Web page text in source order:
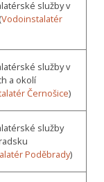
služby v
Vodoinstalatér
služby v
a okolí
Černošice)
služby
Poděbrady)